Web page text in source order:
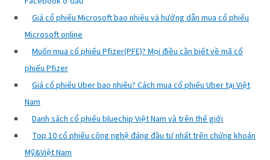
Giá cổ phiếu Microsoft bao nhiêu và hướng dẫn mua cổ phiếu
Microsoft online
Muốn mua cổ phiếu Pfizer(PFE)? Mọi điều cần biết về mã cổ
phiếu Pfizer
Giá cổ phiếu Uber bao nhiêu? Cách mua cổ phiếu Uber tại Việt
Nam
Danh sách cổ phiếu bluechip Việt Nam và trên thế giới
Top 10 cổ phiếu công nghệ đáng đầu tư nhất trên chứng khoán
Mỹ&Việt Nam